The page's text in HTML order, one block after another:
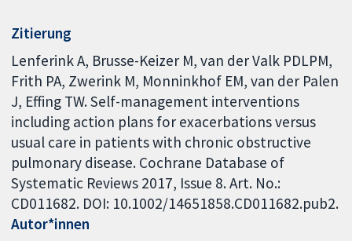
Zitierung
Lenferink A, Brusse-Keizer M, van der Valk PDLPM,
Frith PA, Zwerink M, Monninkhof EM, van der Palen
J, Effing TW. Self-management interventions
including action plans for exacerbations versus
usual care in patients with chronic obstructive
pulmonary disease. Cochrane Database of
Systematic Reviews 2017, Issue 8. Art. No.:
CD011682. DOI: 10.1002/14651858.CD011682.pub2.
Autor*innen